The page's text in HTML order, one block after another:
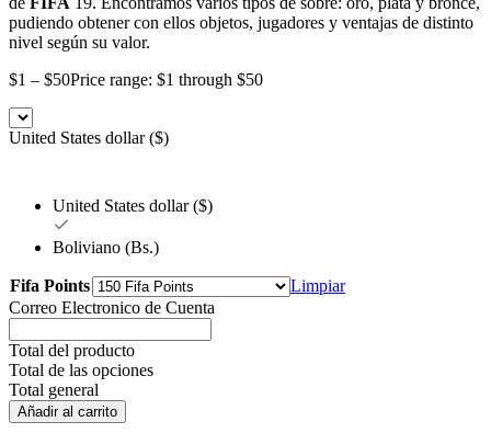
pudiendo obtener con ellos objetos, jugadores y ventajas de distinto
nivel según su valor.
$1 – $50Price range: $1 through $50
United States dollar ($)
United States dollar ($)
Boliviano (Bs.)
Fifa Points
Limpiar
Correo Electronico de Cuenta
Total del producto
Total de las opciones
Total general
Añadir al carrito